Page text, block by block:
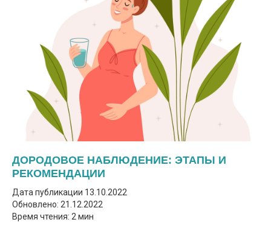
ДОРОДОВОЕ НАБЛЮДЕНИЕ: ЭТАПЫ И
РЕКОМЕНДАЦИИ
Дата публикации 13.10.2022
Обновлено: 21.12.2022
Время чтения: 2 мин